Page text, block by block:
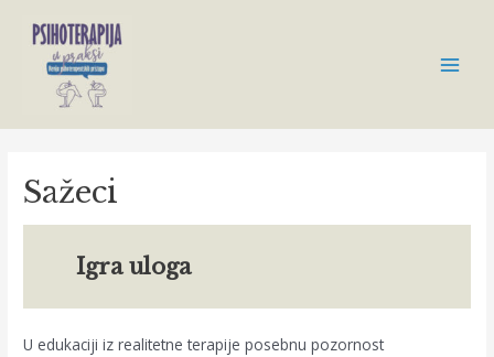
content
Sažeci
Igra uloga
U edukaciji iz realitetne terapije posebnu pozornost